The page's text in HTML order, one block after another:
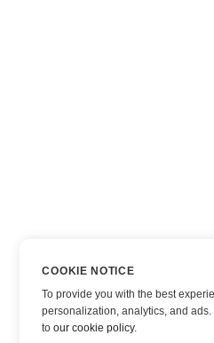
COOKIE NOTICE
To provide you with the best
personalization, analytics, and
toour cookie policy.